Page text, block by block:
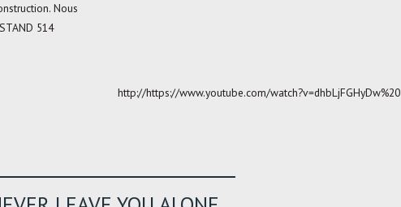
Nous
514
http://https://www.youtube.com/watch?v=dhbLjFGHyDw%20